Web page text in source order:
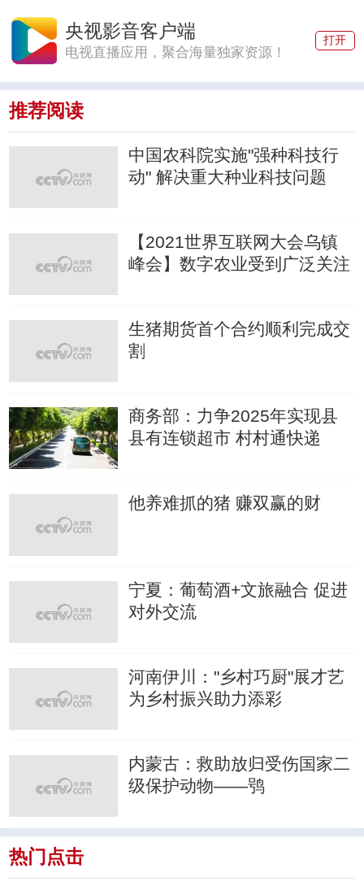
央视影音客户端
电视直播应用，聚合海量独家资源！
打开
推荐阅读
中国农科院实施"强种科技行
动" 解决重大种业科技问题
【2021世界互联网大会乌镇
峰会】数字农业受到广泛关注
生猪期货首个合约顺利完成交
割
商务部：力争2025年实现县
县有连锁超市 村村通快递
他养难抓的猪 赚双赢的财
宁夏：葡萄酒+文旅融合 促进
对外交流
河南伊川："乡村巧厨"展才艺
为乡村振兴助力添彩
内蒙古：救助放归受伤国家二
级保护动物——鸮
热门点击